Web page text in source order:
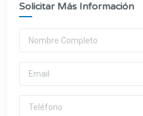
Solicitar Más Información